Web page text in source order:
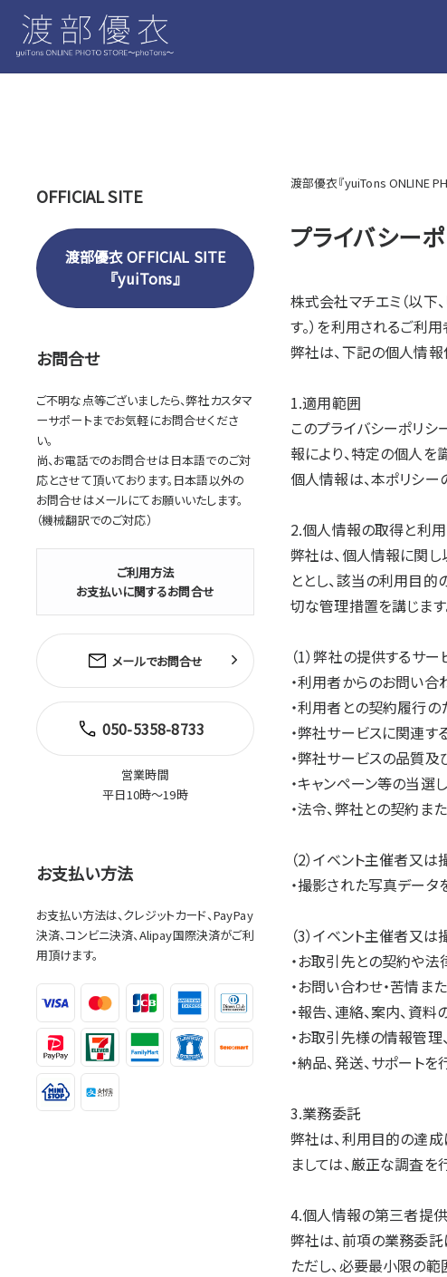
渡部優衣『yuiTons ONLINE
プライバシー
株式会社マチエミ（以下
す。）を利用されるご利
弊社は、下記の個人情
1.適用範囲
このプライバシーポリシ
報により、特定の個人を
個人情報は、本ポリシー
2.個人情報の取得と利
弊社は、個人情報に関
ととし、該当の利用目
切な管理措置を講じます
（1）弊社の提供するサ
・利用者からのお問い合
・利用者との契約履行の
・弊社サービスに関連す
・弊社サービスの品質
・キャンペーン等の当
・法令、弊社との契約
（2）イベント主催者又
・撮影された写真データ
（3）イベント主催者又
・お取引先との契約や
・お問い合わせ・苦情ま
・報告、連絡、案内、資
・お取引先様の情報管
・納品、発送、サポートを
3.業務委託
弊社は、利用目的の達
ましては、厳正な調査
4.個人情報の第三者提供
弊社は、前項の業務委託
ただし、必要最小限の範
OFFICIAL SITE
渡部優衣 OFFICIAL SITE
『yuiTons』
お問合せ
ご不明な点等ございましたら、弊社カスタマ
ーサポートまでお気軽にお問合せくださ
い。
尚、お電話でのお問合せは日本語でのご対
応とさせて頂いております。日本語以外の
お問合せはメールにてお願いいたします。
（機械翻訳でのご対応）
ご利用方法
お支払いに関するお問合せ
メールでお問合せ
050-5358-8733
営業時間
平日10時～19時
お支払い方法
お支払い方法は、クレジットカード、PayPay
決済、コンビニ決済、Alipay国際決済がご利
用頂けます。